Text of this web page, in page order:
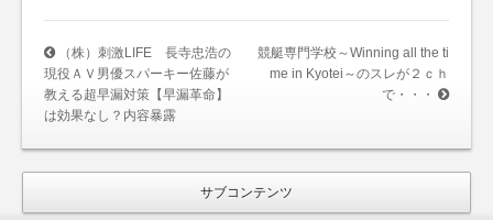
（株）刺激LIFE 長寺忠浩の
現役ＡＶ男優スパーキー佐藤が
教える超早漏対策【早漏革命】
は効果なし？内容暴露
競艇専門学校～Winning all the ti
me in Kyotei～のスレが２ｃｈ
で・・・
サブコンテンツ